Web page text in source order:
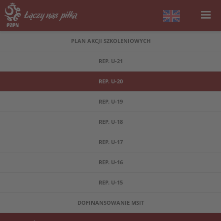
PLAN AKCJI SZKOLENIOWYCH
REP. U-21
REP. U-20
REP. U-19
REP. U-18
REP. U-17
REP. U-16
REP. U-15
DOFINANSOWANIE MSIT